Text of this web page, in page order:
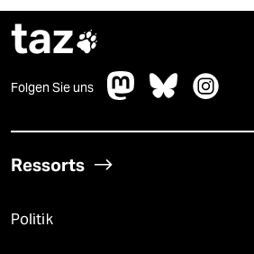
taz
Folgen Sie uns
Ressorts
Politik